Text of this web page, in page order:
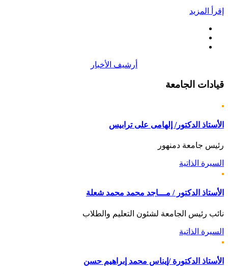
إقرأ المزيد
أرشيف الأخبار
قيادات الجامعة
الأستاذ الدكتور/ إلهامى على ترابيس
رئيس جامعة دمنهور
السيرة الذاتية
الأستاذ الدكتور / مـــاجد محمد محمد شعلة
نائب رئيس الجامعة لشئون التعليم والطلاب
السيرة الذاتية
الأستاذ الدكتورة /إيناس محمد إبراهيم حسن